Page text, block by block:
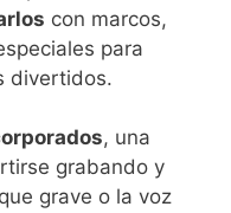
con marcos,
para
divertidos.
, una
grabando y
grave o la voz